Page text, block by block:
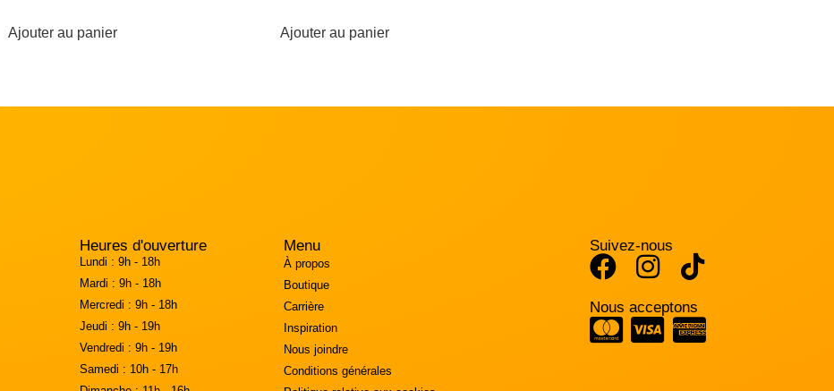
Ajouter au panier Ajouter au panier
Heures d'ouverture
Lundi : 9h - 18h
Mardi : 9h - 18h
Mercredi : 9h - 18h
Jeudi : 9h - 19h
Vendredi : 9h - 19h
Samedi : 10h - 17h
Menu
À propos
Boutique
Carrière
Inspiration
Nous joindre
Conditions générales
Suivez-nous
Nous acceptons